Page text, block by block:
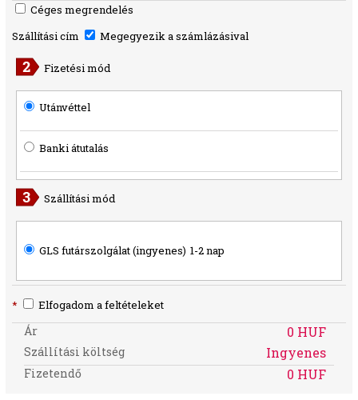
Céges megrendelés
Szállítási cím
Megegyezik a számlázásival
Fizetési mód
Utánvéttel
Banki átutalás
Szállítási mód
GLS futárszolgálat (ingyenes) 1-2 nap
* Elfogadom a feltételeket
Ár 0 HUF
Szállítási költség Ingyenes
Fizetendő 0 HUF